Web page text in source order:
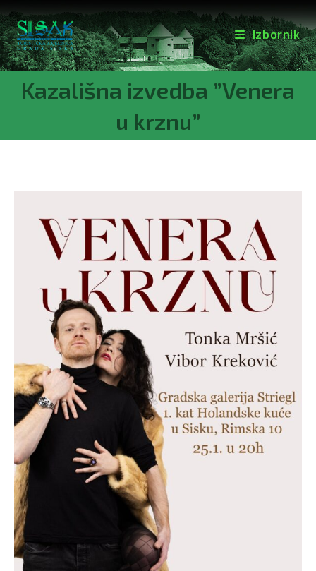
Izbornik
Kazališna izvedba ”Venera
u krznu”